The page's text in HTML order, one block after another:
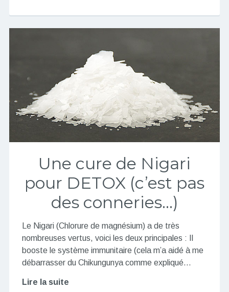
Une cure de Nigari
pour DETOX (c’est pas
des conneries…)
Le Nigari (Chlorure de magnésium) a de très
nombreuses vertus, voici les deux principales : Il
booste le système immunitaire (cela m’a aidé à me
débarrasser du Chikungunya comme expliqué…
Lire la suite